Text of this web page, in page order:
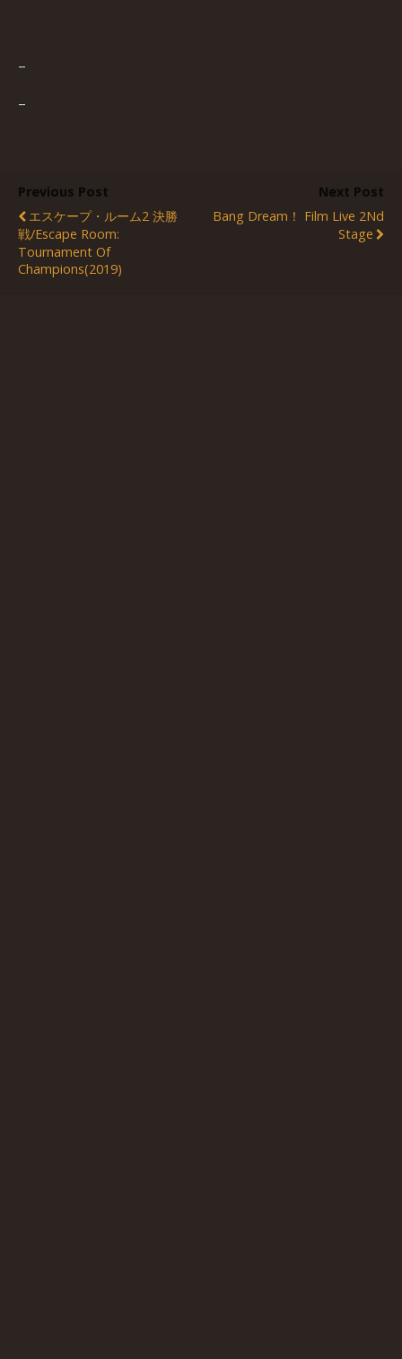
–
–
Previous Post
エスケープ・ルーム2 決勝
戦/Escape Room:
Tournament Of
Champions(2019)
Next Post
Bang Dream！ Film Live 2Nd
Stage